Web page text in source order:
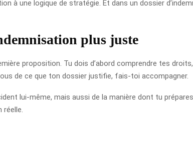
à une logique de stratégie. Et dans un dossier
plus juste
proposition. Tu dois d’abord comprendre tes
de ce que ton dossier justifie, fais-toi accompagner.
lui-même, mais aussi de la manière dont tu